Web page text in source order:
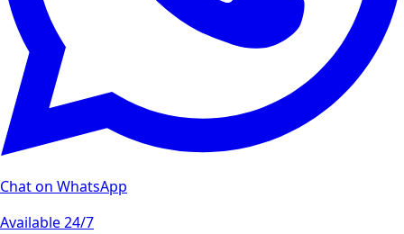
Chat on WhatsApp
Available 24/7